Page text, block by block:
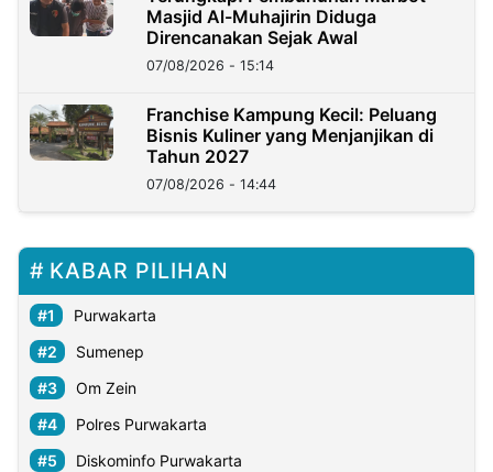
Masjid Al-Muhajirin Diduga
Direncanakan Sejak Awal
07/08/2026 - 15:14
Franchise Kampung Kecil: Peluang
Bisnis Kuliner yang Menjanjikan di
Tahun 2027
07/08/2026 - 14:44
KABAR PILIHAN
Purwakarta
Sumenep
Om Zein
Polres Purwakarta
Diskominfo Purwakarta